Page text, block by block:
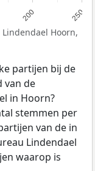
200 250
Hoorn,
partijen bij de
van de
in Hoorn?
stemmen per
van de in
Lindendael
waarop is